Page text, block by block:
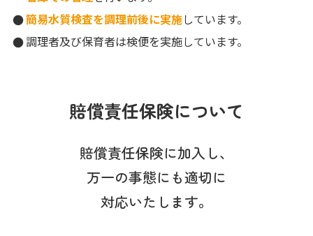
簡易水質検査を調理前後に実施しています。
調理者及び保育者は検便を実施しています。
賠償責任保険について
賠償責任保険に加入し、
万一の事態にも適切に
対応いたします。